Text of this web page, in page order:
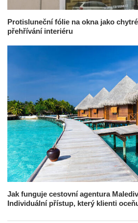
Protisluneční fólie na okna jako
přehřívání interiéru
Jak funguje cestovní agentura
Individuální přístup, který klienti